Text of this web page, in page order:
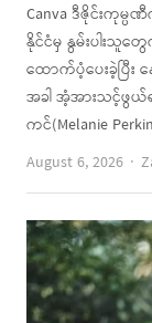
Canva ဒီဇိုင်းကု
နိုင်ငံမှ နွမ်းပါးသူ
ထောက်ပံ့ပေးခဲ့ပ
အခါ အံ့အားသင့်ဖွ
ကင်(Melanie
August 6, 2026